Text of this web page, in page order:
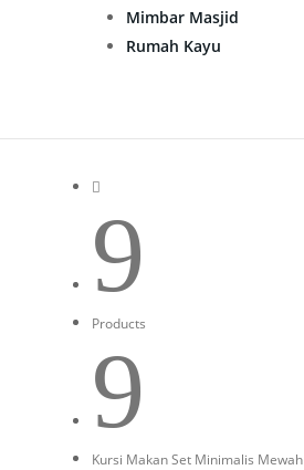
Mimbar Masjid
Rumah Kayu

9
Products
9
Kursi Makan Set Minimalis Mewah